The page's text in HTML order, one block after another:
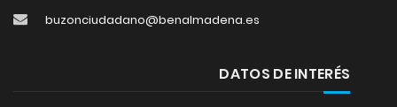
buzonciudadano@benalmadena.es
DATOS DE INTERÉS